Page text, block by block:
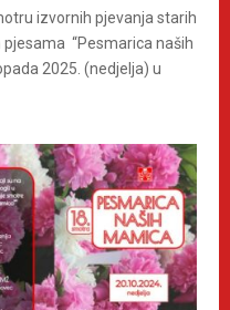
izvornih pjevanja starih
“Pesmarica naših
2025. (nedjelja) u